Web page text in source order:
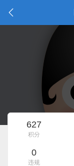
627
积分
0
违规